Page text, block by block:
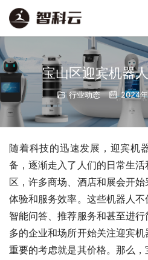
宝山区迎宾机器
行业动态 2024年
随着科技的迅速发展，迎宾机
备，逐渐走入了人们的日常生
区，许多商场、酒店和展会开
体验和服务效率。这些机器人
智能问答、推荐服务和甚至进
多的企业和场所开始关注迎宾
重要的考虑就是其价格。那么